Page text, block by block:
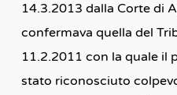
14.3.2013 dalla Corte di
confermava quella del
11.2.2011 con la quale il
stato riconosciuto